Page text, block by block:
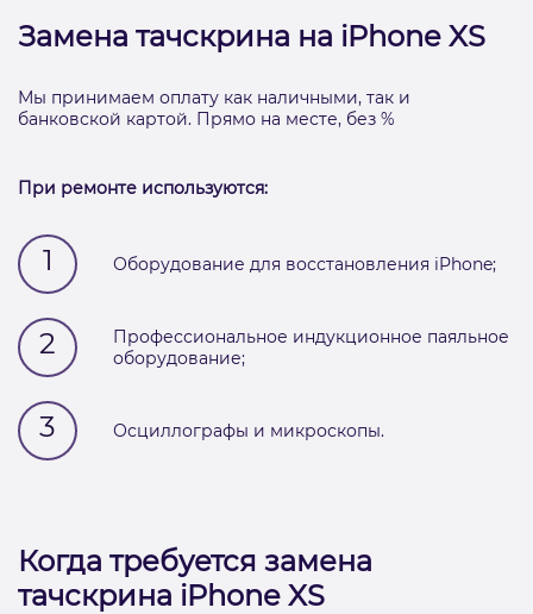
Замена тачскрина на iPhone XS
Мы принимаем оплату как наличными, так и
банковской картой. Прямо на месте, без %
При ремонте используются:
1 Оборудование для восстановления iPhone;
2
Профессиональное индукционное паяльное
оборудование;
3 Осциллографы и микроскопы.
Когда требуется замена
тачскрина iPhone XS